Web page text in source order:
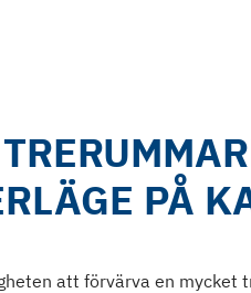
PÅ
att förvärva en mycket